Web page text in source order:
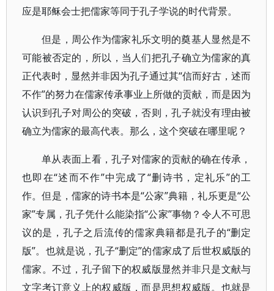
应是耶稣会士把儒家等同于孔子学说的时代背景。
但是，周公作为儒家礼乐文明的奠基人显然是不
可能被否定的，所以，当人们把孔子确立为儒家的真
正代表时，显然并非因为孔子通过其“信而好古，述而
不作”的努力在儒家传承事业上所做的贡献，而是因为
认识到孔子对周公的突破，否则，孔子就没有理由被
确立为儒家的最高代表。那么，这个突破在哪里呢？
单从表面上看，孔子对儒家的贡献的确在传承，
也即在“述而不作”中完成了“删诗书，定礼乐”的工
作。但是，儒家的诗书本是“公家”典籍，礼乐更是“公
家”专属，孔子凭什么能染指“公家”事物？令人不可思
议的是，孔子之后流传的儒家典籍都是孔子的“删定
版”。也就是说，孔子“删定”的儒家成了后世权威版的
儒家。不过，孔子留下的权威版显然并非只是文献与
文字考订意义上的权威版，而是思想权威版。也就是